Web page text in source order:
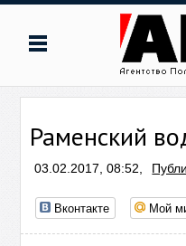
Раменский
03.02.2017, 08:52,
Вконтакте Мой